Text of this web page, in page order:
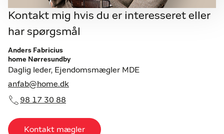
Kontakt mig hvis du er interesseret eller
har spørgsmål
Anders Fabricius
home Nørresundby
Daglig leder, Ejendomsmægler MDE
anfab@home.dk
98 17 30 88
Kontakt mægler